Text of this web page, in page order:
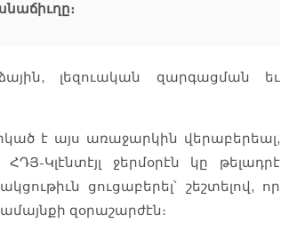
լեզուական զարգացման եւ
է այս առաջարկին վերաբերեալ,
Կլէնտէյլ ջերմօրէն կը թելադրէ
ցուցաբերել՝ շեշտելով, որ
զօրաշարժէն։